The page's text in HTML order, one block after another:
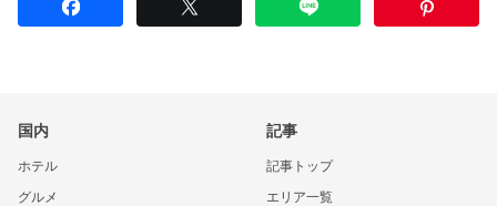
国内
ホテル
グルメ
記事
記事トップ
エリア一覧